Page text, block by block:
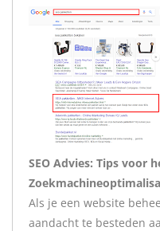
SEO Advies: Tips voor
Als je een website
aandacht te besteden